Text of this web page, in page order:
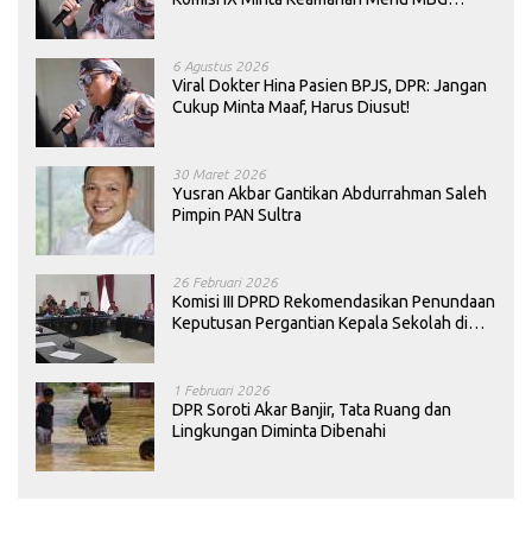
6 Agustus 2026
Viral Dokter Hina Pasien BPJS, DPR: Jangan
Cukup Minta Maaf, Harus Diusut!
30 Maret 2026
Yusran Akbar Gantikan Abdurrahman Saleh
Pimpin PAN Sultra
26 Februari 2026
Komisi III DPRD Rekomendasikan Penundaan
Keputusan Pergantian Kepala Sekolah di
1 Februari 2026
DPR Soroti Akar Banjir, Tata Ruang dan
Lingkungan Diminta Dibenahi